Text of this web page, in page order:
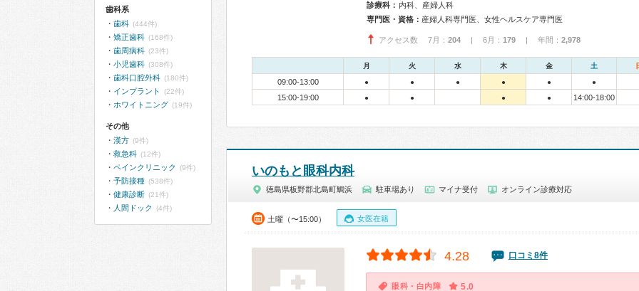
診療科： 内科、産婦人科
専門医・資格： 産婦人科専門医、女性ヘルスケア専門医
アクセス数 7月： 204 | 6月： 179 | 年間： 2,978
月 火 水 木 金 土
09:00-13:00 ● ● ● ● ● ●
15:00-19:00 ● ● ● ● 14:00-18:00
いのもと眼科内科
徳島県板野郡北島町鯛浜 駐車場あり マイナ受付 オンライン診療対応
土曜（〜15:00） 女医在籍
4.28 口コミ8件
眼科・白内障 5.0
歯科系
歯科 (444件)
矯正歯科 (168件)
歯周病科 (23件)
小児歯科 (308件)
歯科口腔外科 (180件)
インプラント (22件)
ホワイトニング (19件)
その他
漢方 (9件)
救急科 (12件)
ペインクリニック (9件)
予防接種 (538件)
健康診断 (21件)
人間ドック (4件)